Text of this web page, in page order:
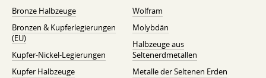
Bronze Halbzeuge
Bronzen & Kupferlegierungen
(EU)
Kupfer-Nickel-Legierungen
Kupfer Halbzeuge
Wolfram
Molybdän
Halbzeuge aus
Seltenerdmetallen
Metalle der Seltenen Erden